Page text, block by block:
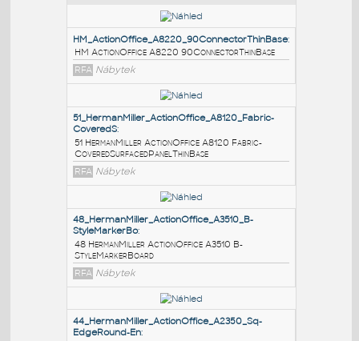
PODOBNÉ BLOKY:
HM_ActionOffice_A8220_90ConnectorThinBase
HM ActionOffice A8220 90ConnectorThinBase
RFA Nábytek
51_HermanMiller_ActionOffice_A8120_Fabric-
CoveredS:
51 HermanMiller ActionOffice A8120 Fabric-
CoveredSurfacedPanelThinBase
RFA Nábytek